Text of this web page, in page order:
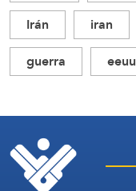
Irán
iran
guerra
eeuu